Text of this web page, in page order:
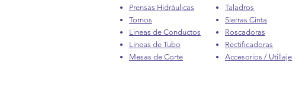
Prensas Hidráulicas
Tornos
Lineas de Conductos
Lineas de Tubo
Mesas de Corte
Taladros
Sierras Cinta
Roscadoras
Rectificadoras
Accesorios / Utillaje